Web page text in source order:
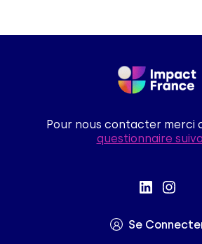
Pour nous contacter merci
questionnaire
Se